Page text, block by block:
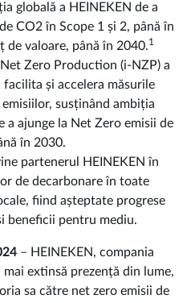
globală a HEINEKEN de a
CO2 în Scope 1 și 2, până în
de valoare, până în 2040.1
Zero Production (i-NZP) a
și accelera măsurile
susținând ambiția
a ajunge la Net Zero emisii de
în 2030.
partenerul HEINEKEN în
de decarbonare în toate
fiind așteptate progrese
beneficii pentru mediu.
– HEINEKEN, compania
extinsă prezență din lume,
sa către net zero emisii de